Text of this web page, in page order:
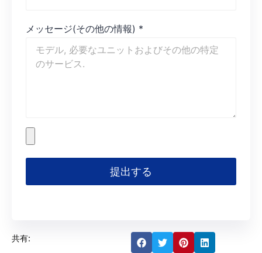
メッセージ(その他の情報) *
提出する
共有: